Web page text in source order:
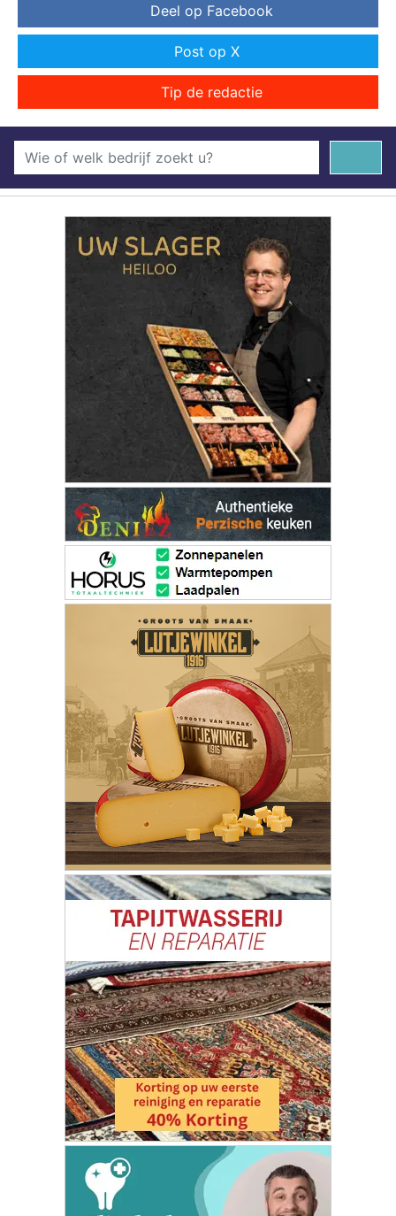
Deel op Facebook
Post op X
Tip de redactie